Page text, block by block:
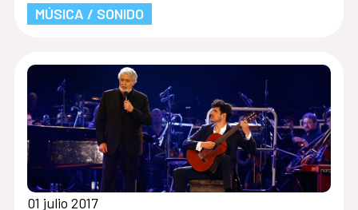
MÚSICA / SONIDO
01 julio 2017